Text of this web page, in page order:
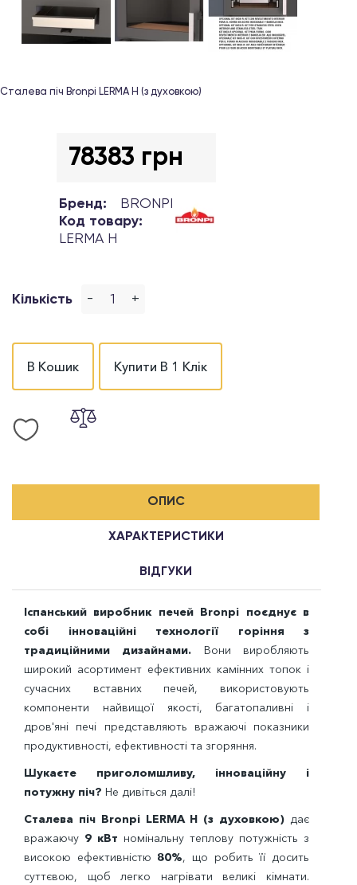
Сталева піч Bronpi LERMA Н (з духовкою)
78383 грн
Бренд:
BRONPI
Код товару:
LERMA H
Кількість - +
В Кошик Купити В 1 Клік
ОПИС
ХАРАКТЕРИСТИКИ
ВІДГУКИ
Іспанський виробник печей Bronpi поєднує в
собі інноваційні технології горіння з
традиційними дизайнами. Вони виробляють
широкий асортимент ефективних камінних топок і
сучасних вставних печей, використовують
компоненти найвищої якості, багатопаливні і
дров'яні печі представляють вражаючі показники
продуктивності, ефективності та згоряння.
Шукаєте приголомшливу, інноваційну і
потужну піч? Не дивіться далі!
Сталева піч Bronpi LERMA Н (з духовкою) дає
вражаючу 9 кВт номінальну теплову потужність з
високою ефективністю 80%, що робить її досить
суттєвою, щоб легко нагрівати великі кімнати.